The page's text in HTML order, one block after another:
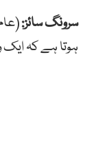
سرونگ سائز:
ہوتا ہے کہ ایک